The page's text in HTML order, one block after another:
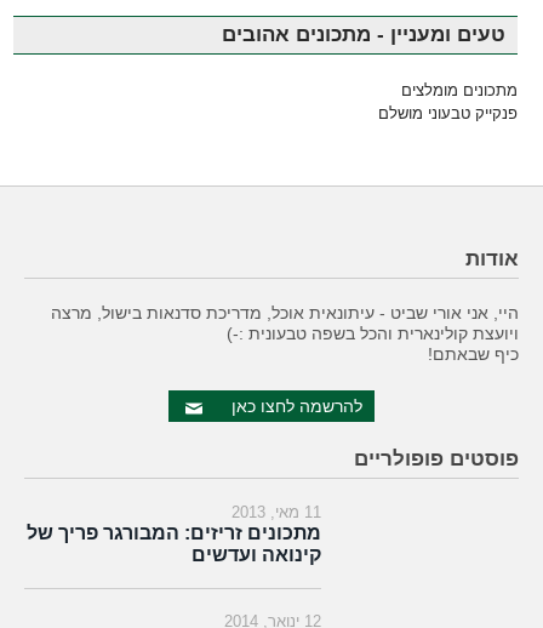
טעים ומעניין - מתכונים אהובים
מתכונים מומלצים
פנקייק טבעוני מושלם
אודות
היי, אני אורי שביט - עיתונאית אוכל, מדריכת סדנאות בישול, מרצה
ויועצת קולינארית והכל בשפה טבעונית :-)
כיף שבאתם!
להרשמה לחצו כאן
פוסטים פופולריים
11 מאי, 2013
מתכונים זריזים: המבורגר פריך של
קינואה ועדשים
12 ינואר, 2014